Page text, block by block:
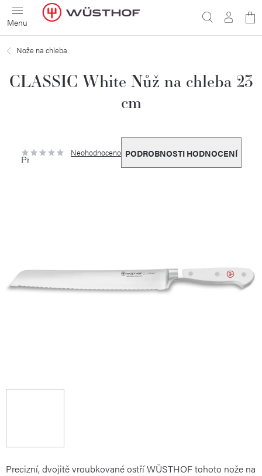
Přejít
na
obsah
Nože na chleba
CLASSIC White Nůž na chleba 23
cm
Průměrné
hodnocení
Neohodnoceno PODROBNOSTI HODNOCENÍ
Precizní, dvojitě vroubkované ostří WÜSTHOF tohoto nože na